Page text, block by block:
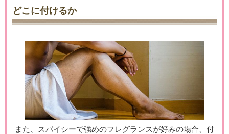
どこに付けるか
また、スパイシーで強めのフレグランスが好みの場合、付